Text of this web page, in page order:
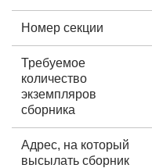
Номер секции
Требуемое
количество
экземпляров
сборника
Адрес, на который
высылать сборник